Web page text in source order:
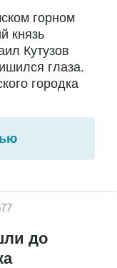
горном
князь
Кутузов
глаза.
городка
до